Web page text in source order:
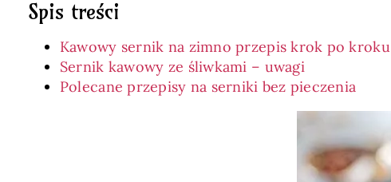
Spis treści
Kawowy sernik na zimno przepis krok po kroku
Sernik kawowy ze śliwkami – uwagi
Polecane przepisy na serniki bez pieczenia